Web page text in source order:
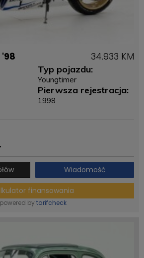
'98 34.933 KM
Typ pojazdu:
Youngtimer
Pierwsza rejestracja:
1998
Wiadomość
finansowania
powered by tarifcheck